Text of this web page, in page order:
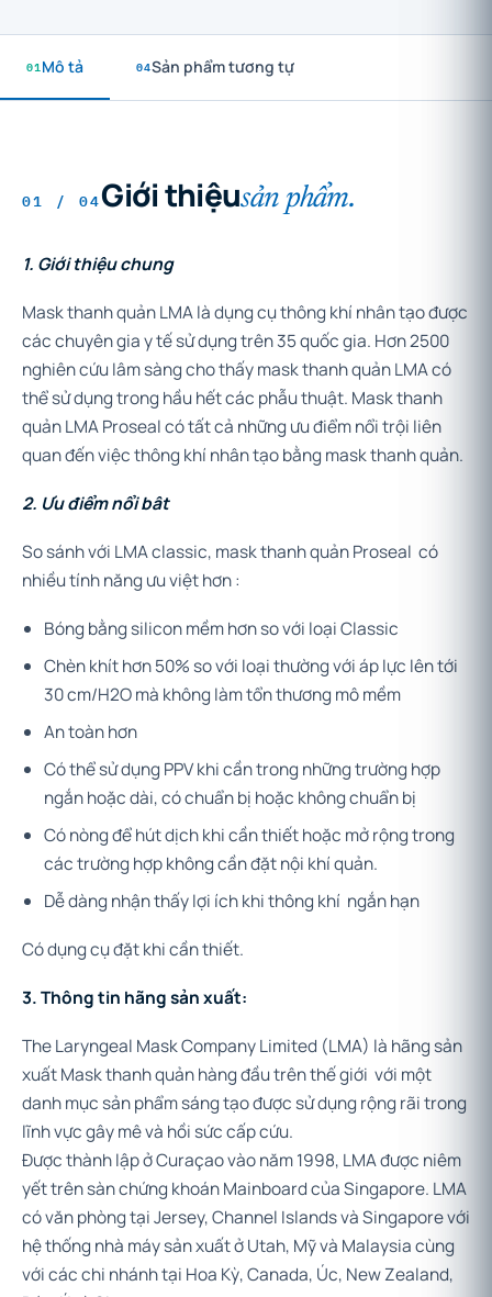
01Mô tả 04Sản phẩm tương tự
01 / 04Giới thiệusản phẩm.
1. Giới thiệu chung
Mask thanh quản LMA là dụng cụ thông khí nhân tạo được
các chuyên gia y tế sử dụng trên 35 quốc gia. Hơn 2500
nghiên cứu lâm sàng cho thấy mask thanh quản LMA có
thể sử dụng trong hầu hết các phẫu thuật. Mask thanh
quản LMA Proseal có tất cả những ưu điểm nổi trội liên
quan đến việc thông khí nhân tạo bằng mask thanh quản.
2. Ưu điểm nổi bât
So sánh với LMA classic, mask thanh quản Proseal có
nhiều tính năng ưu việt hơn :
Bóng bằng silicon mềm hơn so với loại Classic
Chèn khít hơn 50% so với loại thường với áp lực lên tới
30 cm/H2O mà không làm tổn thương mô mềm
An toàn hơn
Có thể sử dụng PPV khi cần trong những trường hợp
ngắn hoặc dài, có chuẩn bị hoặc không chuẩn bị
Có nòng để hút dịch khi cần thiết hoặc mở rộng trong
các trường hợp không cần đặt nội khí quản.
Dễ dàng nhận thấy lợi ích khi thông khí ngắn hạn
Có dụng cụ đặt khi cần thiết.
3. Thông tin hãng sản xuất:
The Laryngeal Mask Company Limited (LMA) là hãng sản
xuất Mask thanh quản hàng đầu trên thế giới với một
danh mục sản phẩm sáng tạo được sử dụng rộng rãi trong
lĩnh vực gây mê và hồi sức cấp cứu.
Được thành lập ở Curaçao vào năm 1998, LMA được niêm
yết trên sàn chứng khoán Mainboard của Singapore. LMA
có văn phòng tại Jersey, Channel Islands và Singapore với
hệ thống nhà máy sản xuất ở Utah, Mỹ và Malaysia cùng
với các chi nhánh tại Hoa Kỳ, Canada, Úc, New Zealand,